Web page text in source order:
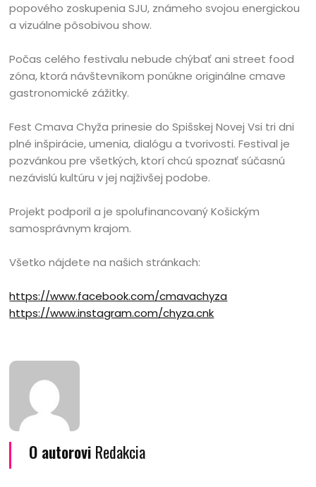
popového zoskupenia SJU, známeho svojou energickou
a vizuálne pôsobivou show.
Počas celého festivalu nebude chýbať ani street food
zóna, ktorá návštevníkom ponúkne originálne cmave
gastronomické zážitky.
Fest Cmava Chyža prinesie do Spišskej Novej Vsi tri dni
plné inšpirácie, umenia, dialógu a tvorivosti. Festival je
pozvánkou pre všetkých, ktorí chcú spoznať súčasnú
nezávislú kultúru v jej najživšej podobe.
Projekt podporil a je spolufinancovaný Košickým
samosprávnym krajom.
Všetko nájdete na našich stránkach:
https://www.facebook.com/cmavachyza
https://www.instagram.com/chyza.cnk
O autorovi Redakcia